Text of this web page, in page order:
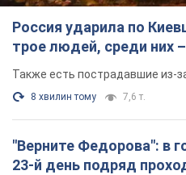
Россия ударила по
трое людей, среди них
Также есть пострадавшие из-
8 хвилин тому 7,6 т.
"Верните Федорова": в
23-й день подряд